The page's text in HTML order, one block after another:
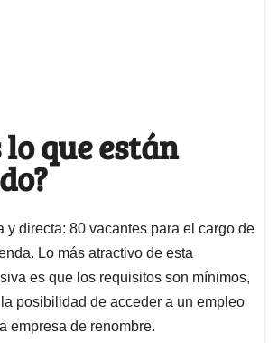
lo que están
y directa: 80 vacantes para el cargo de
Lo más atractivo de esta
es que los requisitos son mínimos,
posibilidad de acceder a un empleo
empresa de renombre.